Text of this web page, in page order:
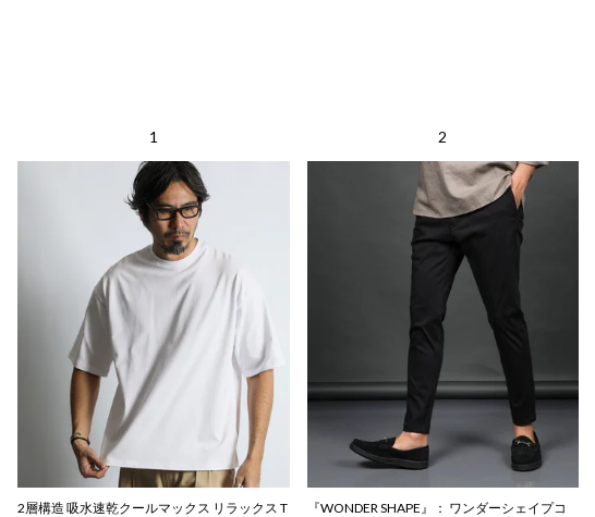
2層構造 吸水速乾クールマックス リラックス T
『WONDER SHAPE』： ワンダーシェイプコ